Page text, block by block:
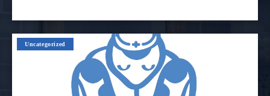
Uncategorized